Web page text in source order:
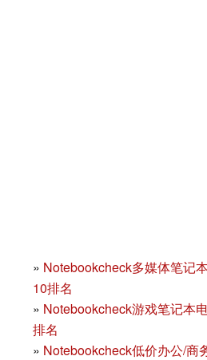
» Notebookcheck多媒体笔记
10排名
» Notebookcheck游戏笔记本
排名
» Notebookcheck低价办公/商